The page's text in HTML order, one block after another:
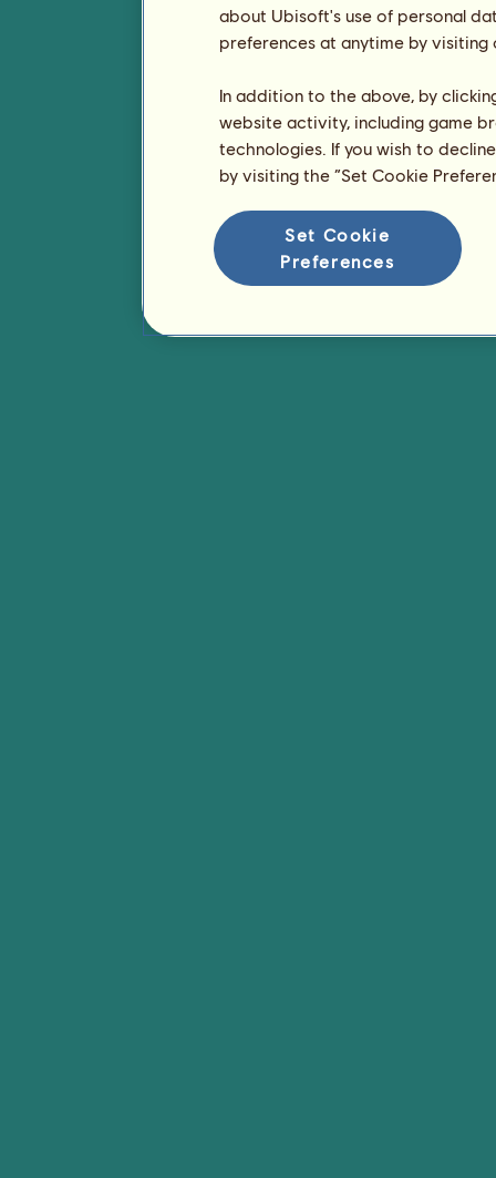
about Ubisoft's use of personal
preferences at anytime by
In addition to the above, by
website activity, including game
technologies. If you wish to
by visiting the “Set Cookie
Set Cookie
Preferences